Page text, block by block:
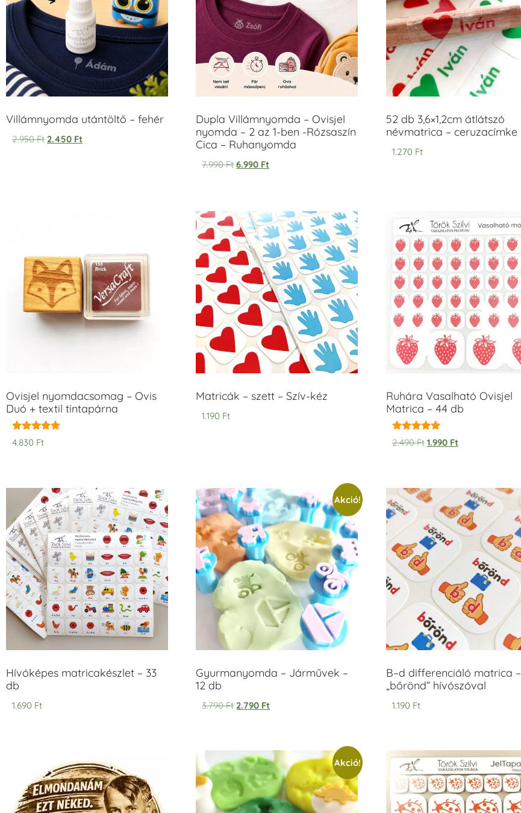
Villámnyomda utántöltő – fehér
2.950Ft 2.450 Ft
Dupla Villámnyomda – Ovisjel
nyomda – 2 az 1-ben -Rózsaszín
Cica – Ruhanyomda
7.990Ft 6.990 Ft
52 db 3,6×1,2cm átlátszó
névmatrica – ceruzacímke
1.270 Ft
Ovisjel nyomdacsomag – Ovis
Duó + textil tintapárna
Értékelés:
5.00
4.830 Ft
Matricák – szett – Szív-kéz
1.190 Ft
Ruhára Vasalható Ovisjel
Matrica – 44 db
Értékelés:
5.00
2.490Ft 1.990 Ft
Hívóképes matricakészlet – 33
db
1.690 Ft
Akció!
Gyurmanyomda – Járművek –
12 db
3.790Ft 2.790 Ft
B–d differenciáló matrica –
„bőrönd” hívószóval
1.190 Ft
Akció!